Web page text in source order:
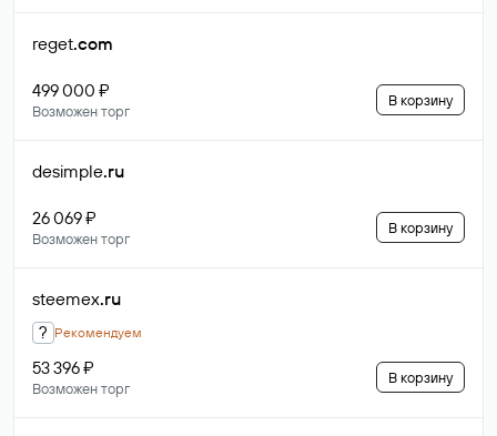
reget.com
499 000 ₽
Возможен торг
В корзину
desimple.ru
26 069 ₽
Возможен торг
В корзину
steemex.ru
? Рекомендуем
53 396 ₽
Возможен торг
В корзину